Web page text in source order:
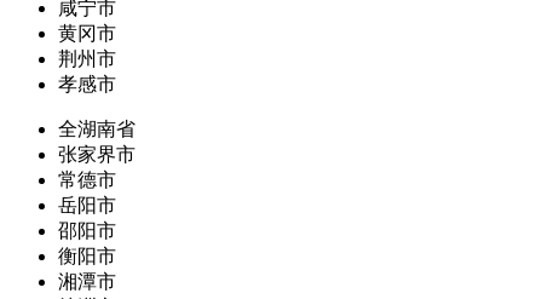
咸宁市
黄冈市
荆州市
孝感市
全湖南省
张家界市
常德市
岳阳市
邵阳市
衡阳市
湘潭市